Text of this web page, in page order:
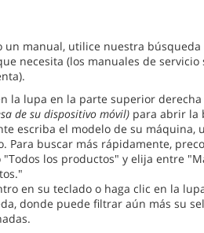
un manual, utilice nuestra
necesita (los manuales de
la lupa en la parte superior
de su dispositivo móvil) para abrir la
escriba el modelo de su máquina,
Para buscar más rápidamente,
los productos" y elija entre
en su teclado o haga clic en la
donde puede filtrar aún más su